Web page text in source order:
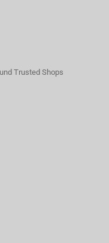
Trusted Shops